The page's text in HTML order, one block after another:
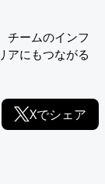
チームのインフ
アにもつながる
Xでシェア